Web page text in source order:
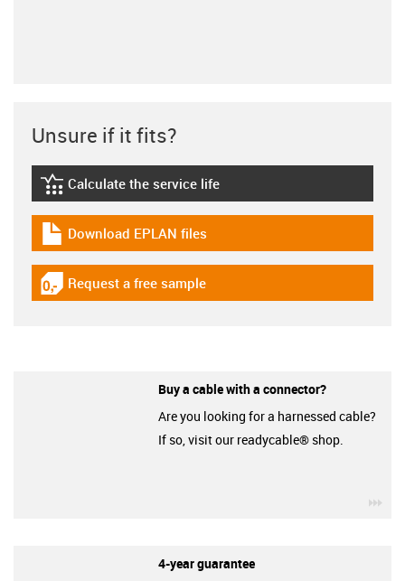
Unsure if it fits?
igus-icon-lebensdauerrechner
Calculate the service life
igus-icon-download-plan
Download EPLAN files
igus-icon-gratismuster
Request a free sample
Buy a cable with a connector?
Are you looking for a harnessed cable?
If so, visit our readycable® shop.
4-year guarantee